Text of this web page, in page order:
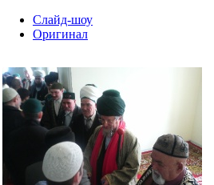
Слайд-шоу
Оригинал